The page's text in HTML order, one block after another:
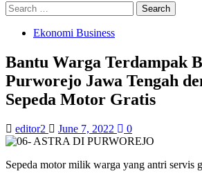
Search
for:
Ekonomi Business
Bantu Warga Terdampak
Purworejo Jawa Tengah
Sepeda Motor Gratis
editor2 June 7, 2022 0
Sepeda motor milik warga yang antri servis